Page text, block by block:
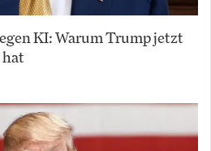
KI: Warum Trump jetzt
hat